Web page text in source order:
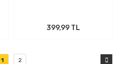
399,99 TL
1 2